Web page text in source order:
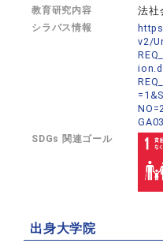
教育研究内容 法社
シラバス情報
v2/
SDGs 関連ゴール
出身大学院